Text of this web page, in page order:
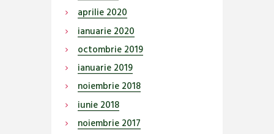
aprilie 2020
ianuarie 2020
octombrie 2019
ianuarie 2019
noiembrie 2018
iunie 2018
noiembrie 2017